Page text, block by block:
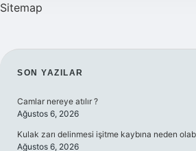
Sitemap
SIDEBAR
SON YAZILAR
Camlar nereye atılır ?
Ağustos 6, 2026
Kulak zarı delinmesi işitme kaybına neden
Ağustos 6, 2026